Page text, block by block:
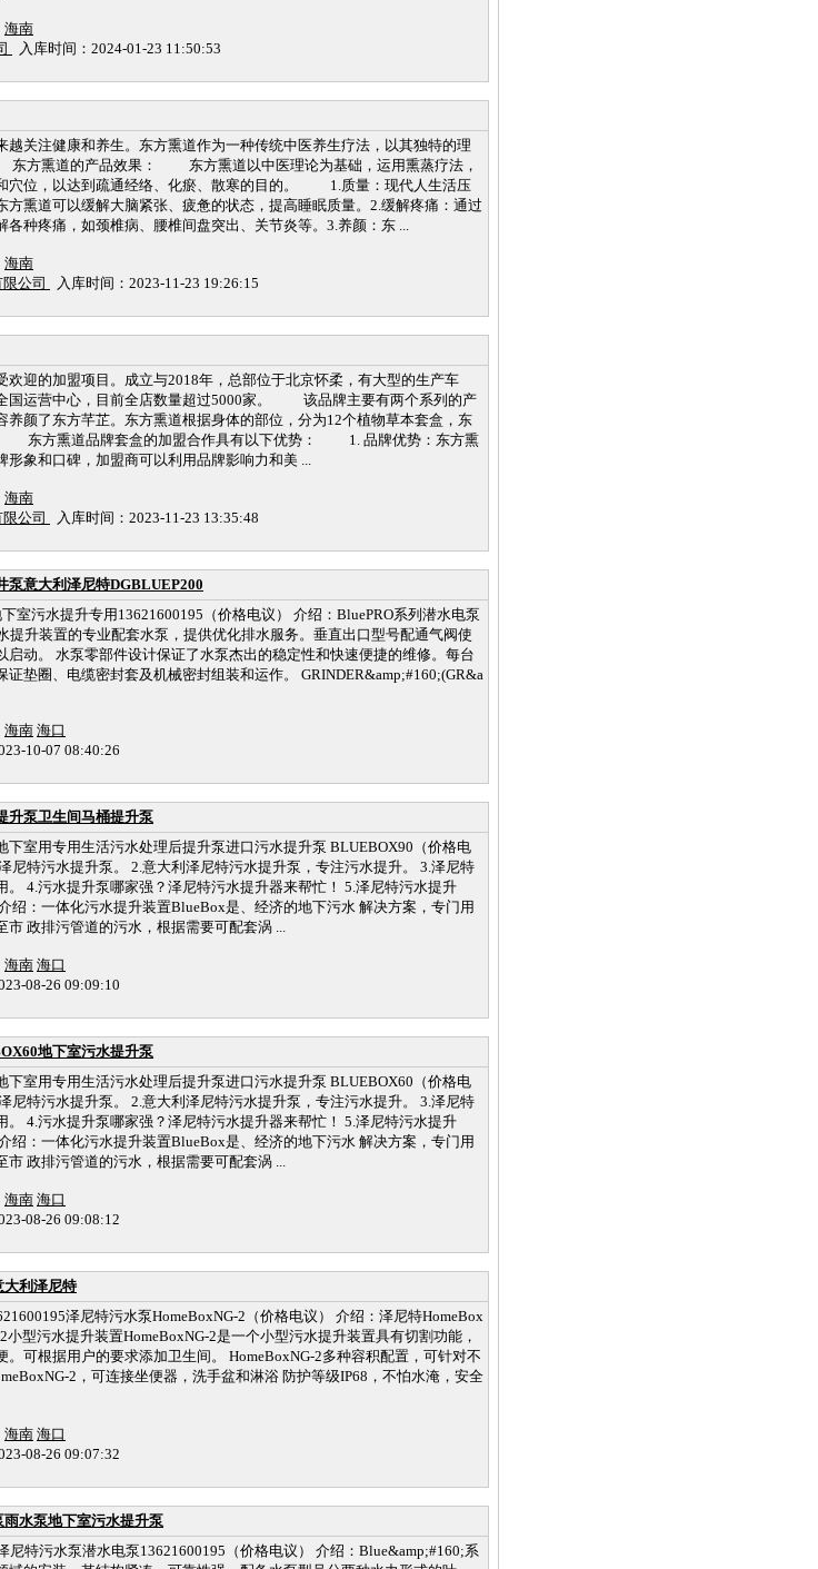
海南
入库时间：2024-01-23 11:50:53
关注健康和养生。东方熏道作为一种传统中医养生疗法，以其独特的理
方熏道的产品效果： 东方熏道以中医理论为基础，运用熏蒸疗法，
穴位，以达到疏通经络、化瘀、散寒的目的。 1.质量：现代人生活压
方熏道可以缓解大脑紧张、疲惫的状态，提高睡眠质量。2.缓解疼痛：通过
各种疼痛，如颈椎病、腰椎间盘突出、关节炎等。3.养颜：东 ...
海南
公司 入库时间：2023-11-23 19:26:15
迎的加盟项目。成立与2018年，总部位于北京怀柔，有大型的生产车
国运营中心，目前全店数量超过5000家。 该品牌主要有两个系列的产
养颜了东方芊芷。东方熏道根据身体的部位，分为12个植物草本套盒，东
东方熏道品牌套盒的加盟合作具有以下优势： 1. 品牌优势：东方熏
形象和口碑，加盟商可以利用品牌影响力和美 ...
海南
公司 入库时间：2023-11-23 13:35:48
泵意大利泽尼特DGBLUEP200
室污水提升专用13621600195（价格电议） 介绍：BluePRO系列潜水电泵
提升装置的专业配套水泵，提供优化排水服务。垂直出口型号配通气阀使
启动。 水泵零部件设计保证了水泵杰出的稳定性和快速便捷的维修。每台
垫圈、电缆密封套及机械密封组装和运作。 GRINDER&amp;#160;(GR&a
海南 海口
10-07 08:40:26
升泵卫生间马桶提升泵
下室用专用生活污水处理后提升泵进口污水提升泵 BLUEBOX90（价格电
尼特污水提升泵。 2.意大利泽尼特污水提升泵，专注污水提升。 3.泽尼特
。 4.污水提升泵哪家强？泽尼特污水提升器来帮忙！ 5.泽尼特污水提升
绍：一体化污水提升装置BlueBox是、经济的地下污水 解决方案，专门用
政排污管道的污水，根据需要可配套涡 ...
海南 海口
08-26 09:09:10
地下室污水提升泵
下室用专用生活污水处理后提升泵进口污水提升泵 BLUEBOX60（价格电
尼特污水提升泵。 2.意大利泽尼特污水提升泵，专注污水提升。 3.泽尼特
。 4.污水提升泵哪家强？泽尼特污水提升器来帮忙！ 5.泽尼特污水提升
绍：一体化污水提升装置BlueBox是、经济的地下污水 解决方案，专门用
政排污管道的污水，根据需要可配套涡 ...
海南 海口
08-26 09:08:12
大利泽尼特
泽尼特污水泵HomeBoxNG-2（价格电议） 介绍：泽尼特HomeBox
小型污水提升装置HomeBoxNG-2是一个小型污水提升装置具有切割功能，
。可根据用户的要求添加卫生间。 HomeBoxNG-2多种容积配置，可针对不
2，可连接坐便器，洗手盆和淋浴 防护等级IP68，不怕水淹，安全
海南 海口
08-26 09:07:32
水泵地下室污水提升泵
尼特污水泵潜水电泵13621600195（价格电议） 介绍：Blue&amp;#160;系